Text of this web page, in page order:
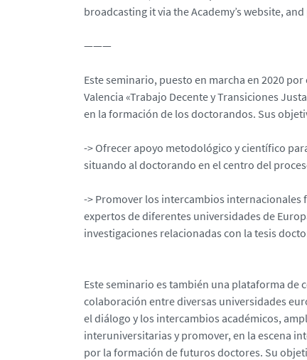
_
7
0
3
8
8
7
6
8
9
broadcasting it via the Academy’s website,
———
Este seminario, puesto en marcha en 2020
Valencia «Trabajo Decente y Transiciones
en la formación de los doctorandos. Sus
-> Ofrecer apoyo metodológico y científico
situando al doctorando en el centro del
-> Promover los intercambios
expertos de diferentes universidades de
investigaciones relacionadas con la tesis
Este seminario es también una plataforma
colaboración entre diversas universidades
el diálogo y los intercambios académicos,
interuniversitarias y promover, en la escena
por la formación de futuros doctores. Su